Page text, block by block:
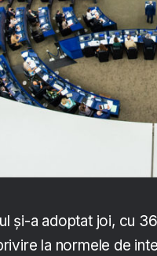
și-a adoptat joi, cu
la normele de